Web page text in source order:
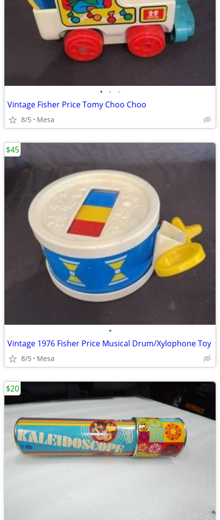
• • •
Vintage Fisher Price Tomy Choo Choo
8/5 Mesa
•
Vintage 1976 Fisher Price Musical Drum/Xylophone Toy
8/5 Mesa
$45
$20